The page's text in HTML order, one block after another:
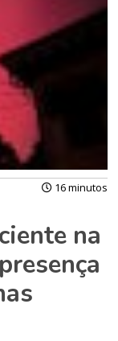
16 minutos
na